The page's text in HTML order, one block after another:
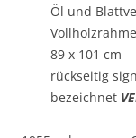
Öl und
89 x 101 cm
rückseitig
bezeichnet